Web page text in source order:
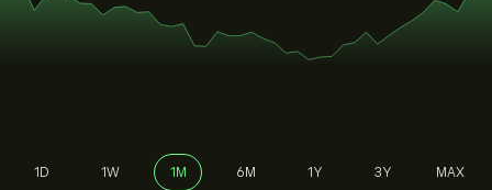
1D 1W 1M 6M 1Y 3Y MAX